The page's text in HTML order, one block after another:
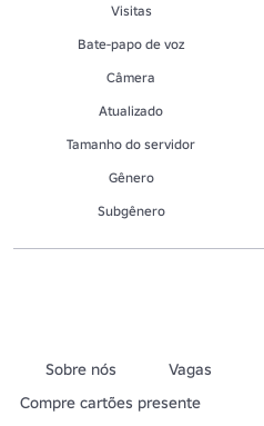
Visitas
Bate-papo de voz
Câmera
Atualizado
Tamanho do servidor
Gênero
Subgênero
Sobre nós Vagas
Compre cartões presente